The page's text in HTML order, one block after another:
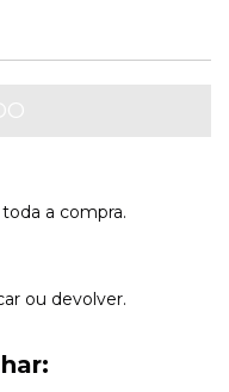
a compra.
ou devolver.